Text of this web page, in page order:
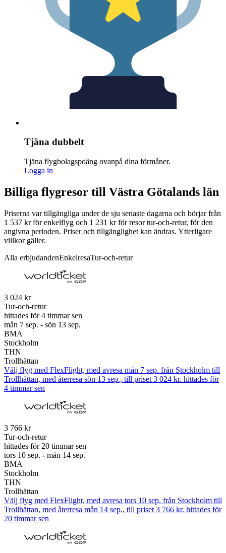
Tjäna dubbelt
Tjäna flygbolagspoäng ovanpå dina förmåner.
Logga in
Billiga flygresor till Västra Götalands län
Priserna var tillgängliga under de sju senaste dagarna och börjar från
1 537 kr för enkelflyg och 1 231 kr för resor tur-och-retur, för den
angivna perioden. Priser och tillgänglighet kan ändras. Ytterligare
villkor gäller.
Alla erbjudandenEnkelresaTur-och-retur
3 024 kr
Tur-och-retur
hittades för 4 timmar sen
mån 7 sep. - sön 13 sep.
BMA
Stockholm
THN
Trollhättan
Välj flyg med FlexFlight, med avresa mån 7 sep. från Stockholm till
Trollhättan, med återresa sön 13 sep., till priset 3 024 kr. hittades för
4 timmar sen
3 766 kr
Tur-och-retur
hittades för 20 timmar sen
tors 10 sep. - mån 14 sep.
BMA
Stockholm
THN
Trollhättan
Välj flyg med FlexFlight, med avresa tors 10 sep. från Stockholm till
Trollhättan, med återresa mån 14 sep., till priset 3 766 kr. hittades för
20 timmar sen